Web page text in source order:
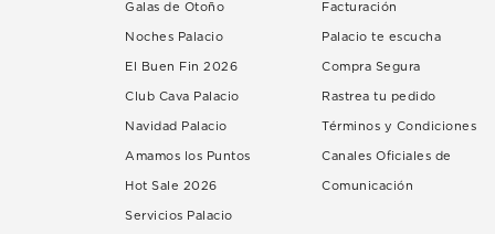
Galas de Otoño
Noches Palacio
El Buen Fin 2026
Club Cava Palacio
Navidad Palacio
Amamos los Puntos
Hot Sale 2026
Servicios Palacio
Facturación
Palacio te escucha
Compra Segura
Rastrea tu pedido
Términos y Condiciones
Canales Oficiales de
Comunicación